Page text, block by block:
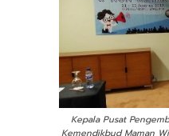
Kepala Pusat
Kemendikbud Maman